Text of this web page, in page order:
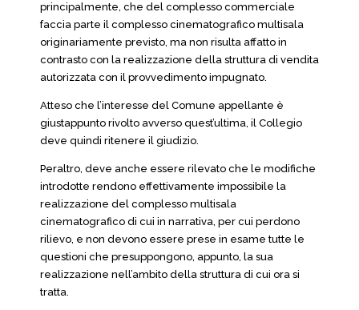
principalmente, che del complesso commerciale
faccia parte il complesso cinematografico multisala
originariamente previsto, ma non risulta affatto in
contrasto con la realizzazione della struttura di vendita
autorizzata con il provvedimento impugnato.
Atteso che l’interesse del Comune appellante è
giustappunto rivolto avverso quest’ultima, il Collegio
deve quindi ritenere il giudizio.
Peraltro, deve anche essere rilevato che le modifiche
introdotte rendono effettivamente impossibile la
realizzazione del complesso multisala
cinematografico di cui in narrativa, per cui perdono
rilievo, e non devono essere prese in esame tutte le
questioni che presuppongono, appunto, la sua
realizzazione nell’ambito della struttura di cui ora si
tratta.